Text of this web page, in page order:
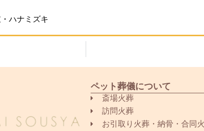
ハナミズキ
ペット葬儀について
斎場火葬
訪問火葬
お引取り火葬・納骨・合同